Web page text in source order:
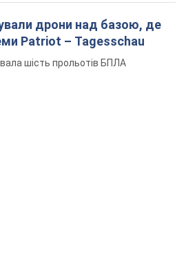
дрони над базою, де
Patriot – Tagesschau
шість прольотів БПЛА